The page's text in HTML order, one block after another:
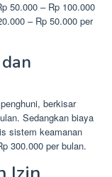
50.000 – Rp 100.000
– Rp 50.000 per
berkisar
Sedangkan biaya
sistem keamanan
300.000 per bulan.